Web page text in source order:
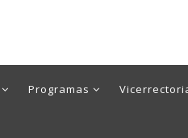
Programas